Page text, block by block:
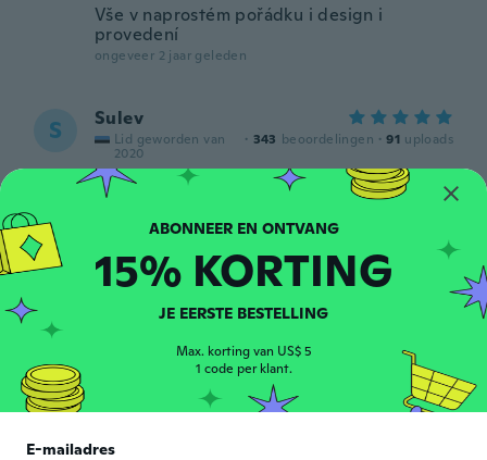
Vše v naprostém pořádku i design i
provedení
ongeveer 2 jaar geleden
S Sulev
Lid geworden van
2020
· 343 beoordelingen · 91 uploads
ongeveer 2 jaar geleden
C Charmaine
Lid geworden van 2018 · 654 beoordelingen · 2
uploads
ongeveer 2 jaar geleden
Lid geworden van
· 44 beoordelingen uploads
ongeveer 2 jaar geleden
ABONNEER EN ONTVANG
15% KORTING
JE EERSTE BESTELLING
Max. korting van US$ 5
1 code per klant.
E-mailadres